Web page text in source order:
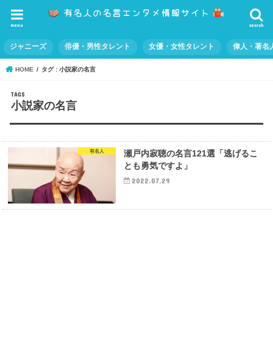
search
menu
ジャニーズ 俳優・男性タレント 女優・女性タレント 偉人・著名
HOME タグ : 小説家の名言
小説家の名言
有名人
瀬戸内寂聴の名言121選「逃げるこ
とも勇気ですよ」
2022.07.29